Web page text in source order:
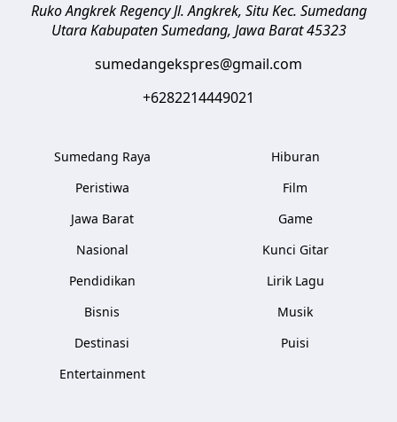
Ruko Angkrek Regency Jl. Angkrek, Situ Kec. Sumedang
Utara Kabupaten Sumedang, Jawa Barat 45323
sumedangekspres@gmail.com
+6282214449021
Sumedang Raya
Peristiwa
Jawa Barat
Nasional
Pendidikan
Bisnis
Destinasi
Entertainment
Hiburan
Film
Game
Kunci Gitar
Lirik Lagu
Musik
Puisi